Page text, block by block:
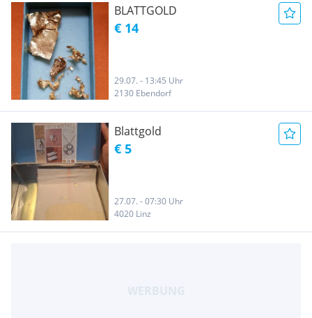
BLATTGOLD
€ 14
29.07. - 13:45 Uhr
2130 Ebendorf
Blattgold
€ 5
27.07. - 07:30 Uhr
4020 Linz